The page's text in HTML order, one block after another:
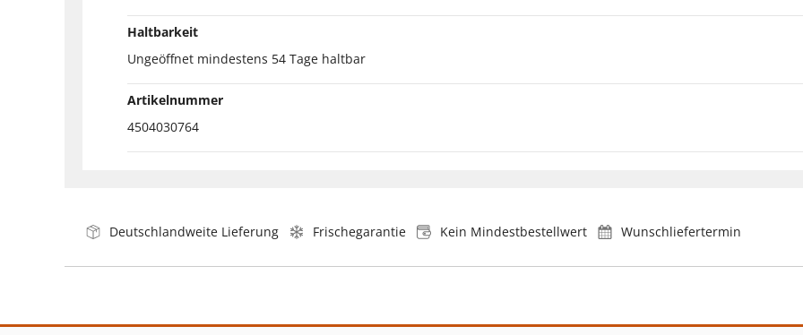
Haltbarkeit
Ungeöffnet mindestens 54 Tage haltbar
Artikelnummer
4504030764
Deutschlandweite Lieferung Frischegarantie Kein Mindestbestellwert Wunschliefertermin